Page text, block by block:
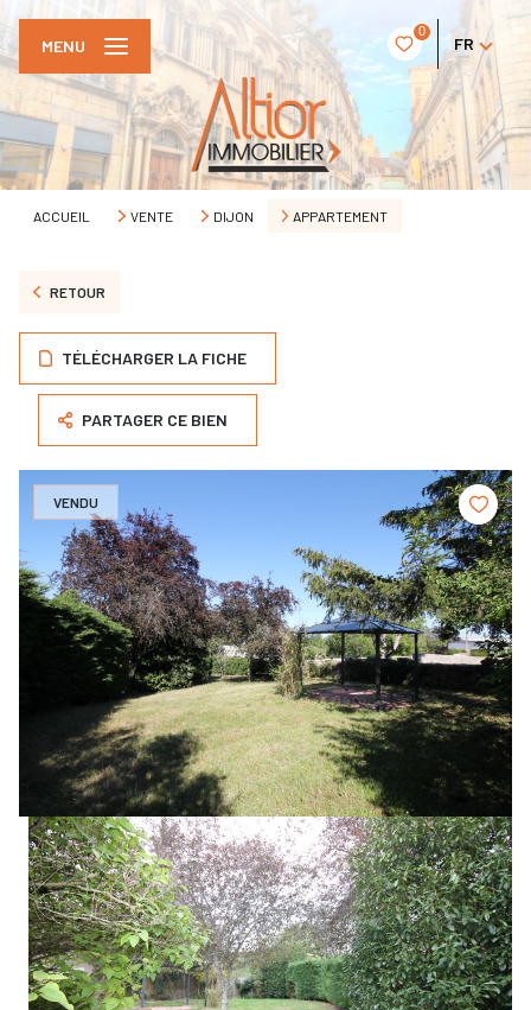
0
FR
MENU
ACCUEIL VENTE DIJON APPARTEMENT
RETOUR
TÉLÉCHARGER LA FICHE
PARTAGER CE BIEN
VENDU